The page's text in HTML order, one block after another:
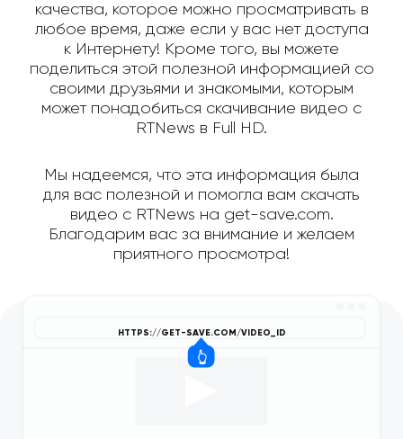
качества, которое можно просматривать в
любое время, даже если у вас нет доступа
к Интернету! Кроме того, вы можете
поделиться этой полезной информацией со
своими друзьями и знакомыми, которым
может понадобиться скачивание видео с
RTNews в Full HD.
Мы надеемся, что эта информация была
для вас полезной и помогла вам скачать
видео с RTNews на get-save.com.
Благодарим вас за внимание и желаем
приятного просмотра!